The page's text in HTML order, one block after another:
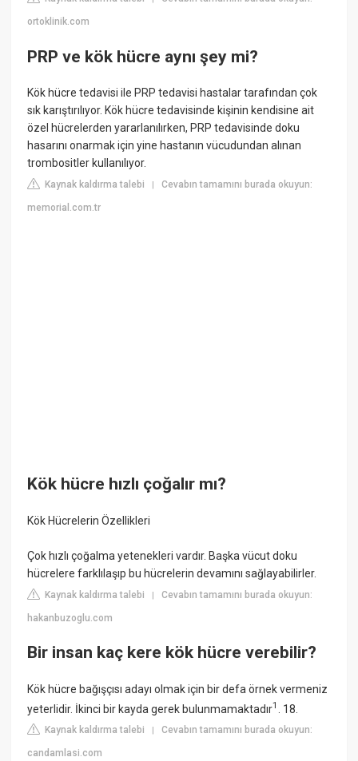
ortoklinik.com
PRP ve kök hücre aynı şey mi?
Kök hücre tedavisi ile PRP tedavisi hastalar tarafından çok
sık karıştırılıyor. Kök hücre tedavisinde kişinin kendisine ait
özel hücrelerden yararlanılırken, PRP tedavisinde doku
hasarını onarmak için yine hastanın vücudundan alınan
trombositler kullanılıyor.
Kaynak kaldırma talebi |Cevabın tamamını burada okuyun:
memorial.com.tr
Kök hücre hızlı çoğalır mı?
Kök Hücrelerin Özellikleri
Çok hızlı çoğalma yetenekleri vardır. Başka vücut doku
hücrelere farklılaşıp bu hücrelerin devamını sağlayabilirler.
Kaynak kaldırma talebi |Cevabın tamamını burada okuyun:
hakanbuzoglu.com
Bir insan kaç kere kök hücre verebilir?
Kök hücre bağışçısı adayı olmak için bir defa örnek vermeniz
yeterlidir. İkinci bir kayda gerek bulunmamaktadır1 . 18.
Kaynak kaldırma talebi |Cevabın tamamını burada okuyun:
candamlasi.com